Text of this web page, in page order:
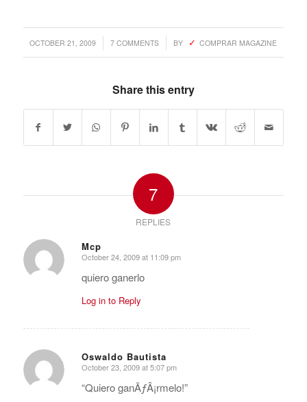
OCTOBER 21, 2009
/ 7 COMMENTS
/ BY COMPRAR MAGAZINE
Share this entry
7
REPLIES
Mcp
says:
October 24, 2009 at 11:09 pm
quiero ganerlo
Log in to Reply
Oswaldo Bautista
says:
October 23, 2009 at 5:07 pm
“Quiero ganÃƒÂ¡rmelo!”